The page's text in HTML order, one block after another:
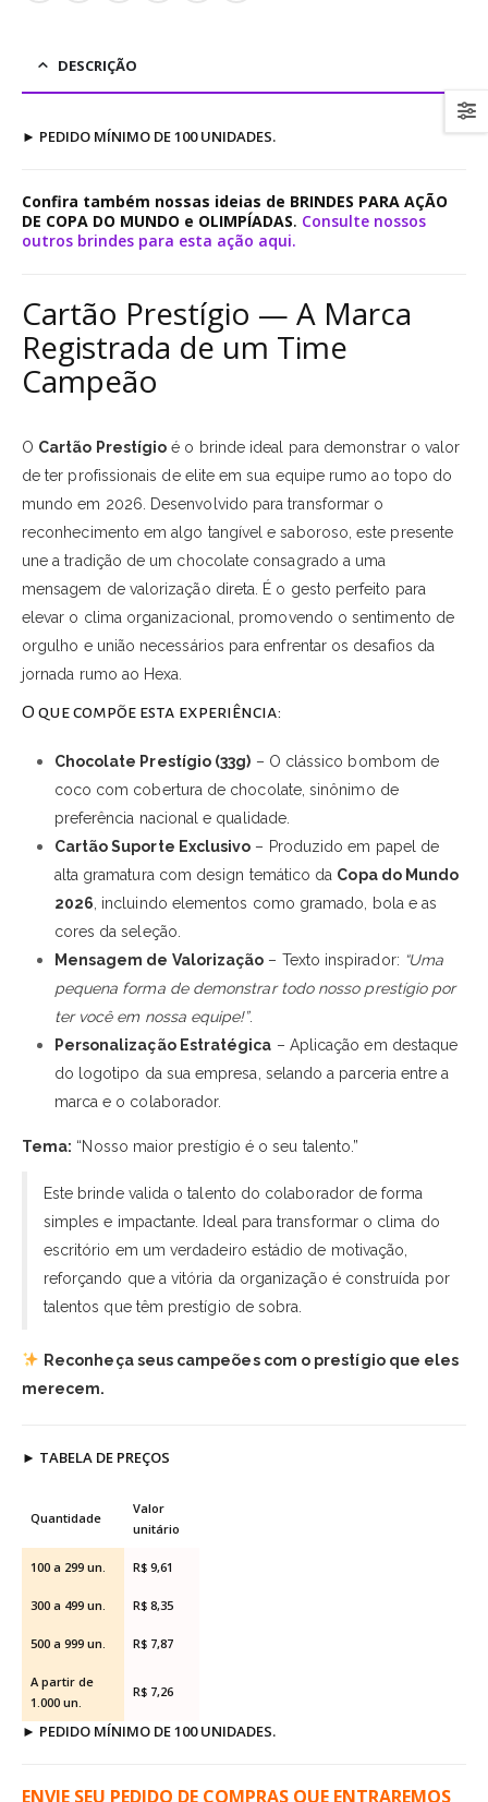
DESCRIÇÃO
► PEDIDO MÍNIMO DE 100 UNIDADES.
Confira também nossas ideias de BRINDES PARA AÇÃO
DE COPA DO MUNDO e OLIMPÍADAS. Consulte nossos
outros brindes para esta ação aqui.
Cartão Prestígio — A Marca
Registrada de um Time
Campeão
O Cartão Prestígio é o brinde ideal para demonstrar o valor
de ter profissionais de elite em sua equipe rumo ao topo do
mundo em 2026. Desenvolvido para transformar o
reconhecimento em algo tangível e saboroso, este presente
une a tradição de um chocolate consagrado a uma
mensagem de valorização direta. É o gesto perfeito para
elevar o clima organizacional, promovendo o sentimento de
orgulho e união necessários para enfrentar os desafios da
jornada rumo ao Hexa.
O que compõe esta experiência:
Chocolate Prestígio (33g) – O clássico bombom de
coco com cobertura de chocolate, sinônimo de
preferência nacional e qualidade.
Cartão Suporte Exclusivo – Produzido em papel de
alta gramatura com design temático da Copa do Mundo
2026 , incluindo elementos como gramado, bola e as
cores da seleção.
Mensagem de Valorização – Texto inspirador: “Uma
pequena forma de demonstrar todo nosso prestígio por
ter você em nossa equipe!”.
Personalização Estratégica – Aplicação em destaque
do logotipo da sua empresa, selando a parceria entre a
marca e o colaborador.
Tema: “Nosso maior prestígio é o seu talento.”
Este brinde valida o talento do colaborador de forma
simples e impactante. Ideal para transformar o clima do
escritório em um verdadeiro estádio de motivação,
reforçando que a vitória da organização é construída por
talentos que têm prestígio de sobra.
Reconheça seus campeões com o prestígio que eles
merecem.
► TABELA DE PREÇOS
Quantidade
Valor
unitário
100 a 299 un. R$ 9,61
300 a 499 un. R$ 8,35
500 a 999 un. R$ 7,87
A partir de
1.000 un.
R$ 7,26
► PEDIDO MÍNIMO DE 100 UNIDADES.
ENVIE SEU PEDIDO DE COMPRAS QUE ENTRAREMOS